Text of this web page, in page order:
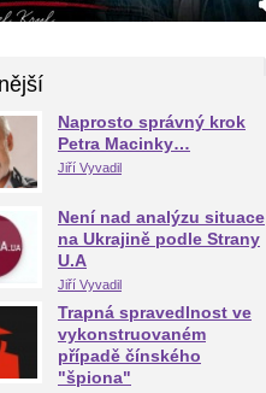
Naprosto správný krok
Petra Macinky…
Jiří Vyvadil
Není nad analýzu situace
na Ukrajině podle Strany
U.A
Jiří Vyvadil
Trapná spravedlnost ve
vykonstruovaném
případě čínského
"špiona"